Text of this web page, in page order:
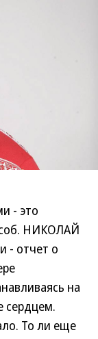
- это
НИКОЛАЙ
- отчет о
на
сердцем.
То ли еще